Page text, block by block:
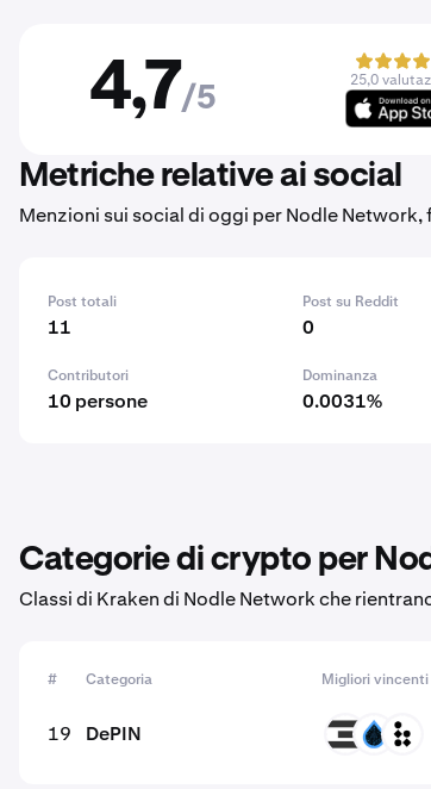
4,7/5
25,0
Metriche relative ai social
Menzioni sui social di oggi per Nodle Network,
Post totali
11
Post su Reddit
0
Contributori
10 persone
Dominanza
0.0031%
Categorie di crypto per
Classi di Kraken di Nodle Network che
# Categoria Migliori vincenti
19 DePIN TFT SUIDEPIN BLESS